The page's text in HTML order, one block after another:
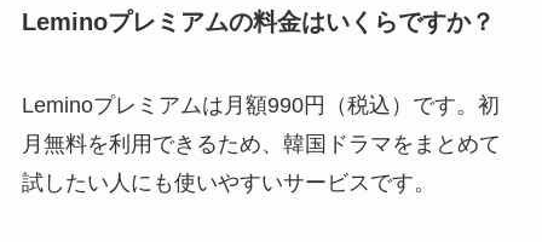
Leminoプレミアムの料金はいくらですか？
Leminoプレミアムは月額990円（税込）です。初
月無料を利用できるため、韓国ドラマをまとめて
試したい人にも使いやすいサービスです。